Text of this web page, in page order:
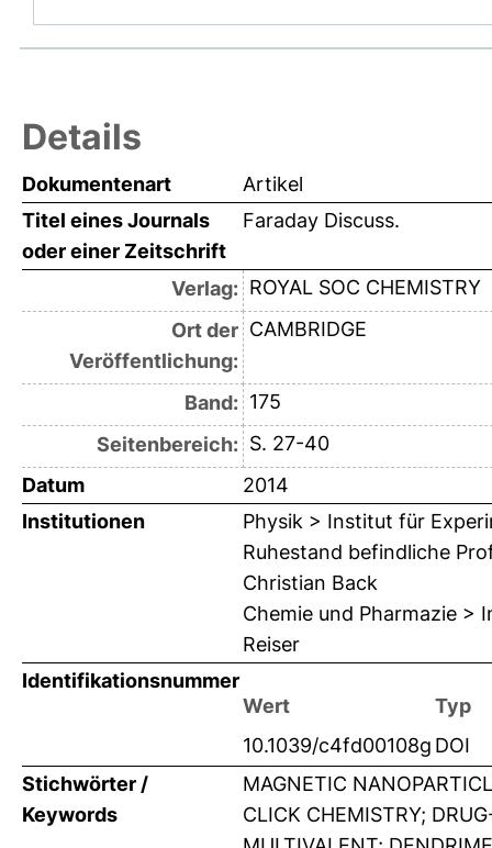
Details
Dokumentenart
Artikel
Titel eines Journals
oder einer Zeitschrift
Faraday Discuss.
Verlag: ROYAL SOC CHEMISTRY
Ort der
Veröffentlichung:
CAMBRIDGE
Band: 175
Seitenbereich: S. 27-40
Datum
2014
Institutionen
Physik > Institut für
Ruhestand befindliche
Christian Back
Chemie und Pharmazie >
Reiser
Identifikationsnummer
Wert
Typ
10.1039/c4fd00108g DOI
Stichwörter /
Keywords
MAGNETIC
CLICK CHEMISTRY;